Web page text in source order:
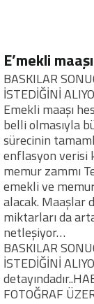
E’mekli
BASKILAR
İSTEDİĞİNİ
Emekli maaşı
belli olmasıyla
sürecinin
enflasyon verisi
memur zammı
emekli ve memur
alacak. Maaşlar
miktarları da
netleşiyor…
BASKILAR
İSTEDİĞİNİ
FOTOĞRAF